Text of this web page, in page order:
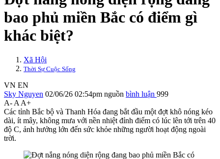
bao phủ miền Bắc có điểm gì
khác biệt?
Xã Hội
Thời Sự Cuộc Sống
VN EN
Sky Nguyen 02/06/26 02:54pm nguồn bình luận 999
A- A A+
Các tỉnh Bắc bộ và Thanh Hóa đang bắt đầu một đợt khô nóng kéo
dài, ít mây, không mưa với nền nhiệt đỉnh điểm có lúc lên tới trên 40
độ C, ảnh hưởng lớn đến sức khỏe những người hoạt động ngoài
trời.